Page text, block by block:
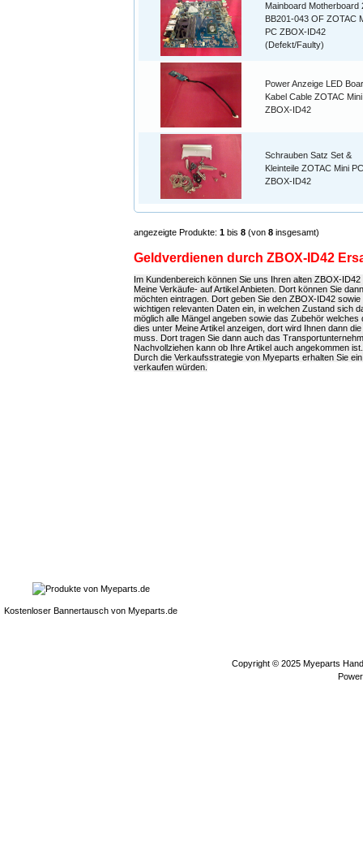
Mainboard Motherboard
BB201-043 OF ZOTAC
PC ZBOX-ID42
(Defekt/Faulty)
Power Anzeige LED
Kabel Cable ZOTAC
ZBOX-ID42
Schrauben Satz Set &
Kleinteile ZOTAC Mini PC
ZBOX-ID42
angezeigte Produkte: 1 bis 8 (von 8 insgesamt)
Geldverdienen durch ZBOX-ID42
Im Kundenbereich können Sie uns Ihren alten ZBOX-
Meine Verkäufe- auf Artikel Anbieten. Dort können Sie
möchten eintragen. Dort geben Sie den ZBOX-ID42
wichtigen relevanten Daten ein, in welchen Zustand sich
möglich alle Mängel angeben sowie das Zubehör
dies unter Meine Artikel anzeigen, dort wird Ihnen dann
muss. Dort tragen Sie dann auch das
Nachvollziehen kann ob Ihre Artikel auch angekommen ist.
Durch die Verkaufsstrategie von Myeparts erhalten Sie
verkaufen würden.
Kostenloser Bannertausch von Myeparts.de
Copyright © 2025 Myeparts